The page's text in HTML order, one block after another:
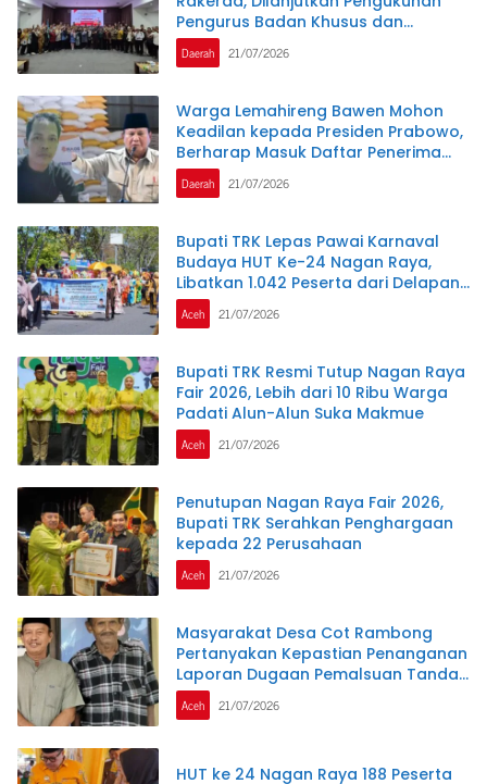
Pengurus Badan Khusus dan
Lembaga Teknis
Daerah 21/07/2026
Warga Lemahireng Bawen Mohon
Keadilan kepada Presiden Prabowo,
Berharap Masuk Daftar Penerima
Bantuan Pangan
Daerah 21/07/2026
Bupati TRK Lepas Pawai Karnaval
Budaya HUT Ke-24 Nagan Raya,
Libatkan 1.042 Peserta dari Delapan
SMP
Aceh 21/07/2026
Bupati TRK Resmi Tutup Nagan Raya
Fair 2026, Lebih dari 10 Ribu Warga
Padati Alun-Alun Suka Makmue
Aceh 21/07/2026
Penutupan Nagan Raya Fair 2026,
Bupati TRK Serahkan Penghargaan
kepada 22 Perusahaan
Aceh 21/07/2026
Masyarakat Desa Cot Rambong
Pertanyakan Kepastian Penanganan
Laporan Dugaan Pemalsuan Tanda
Tangan di Polres Nagan Raya
Aceh 21/07/2026
HUT ke 24 Nagan Raya 188 Peserta